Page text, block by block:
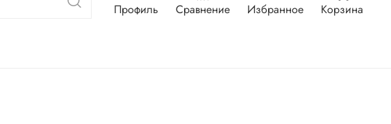
Профиль Сравнение Избранное Корзина